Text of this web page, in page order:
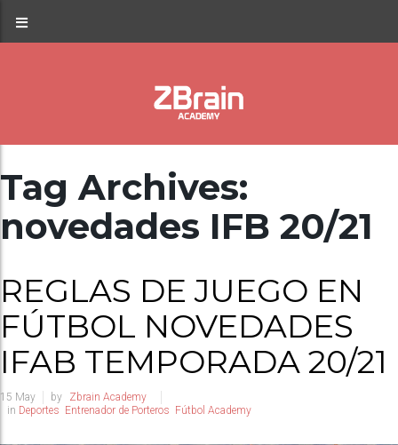
Tag Archives:
novedades IFB 20/21
REGLAS DE JUEGO EN
FÚTBOL NOVEDADES
IFAB TEMPORADA 20/21
15 May by
Zbrain Academy
in Deportes Entrenador de Porteros Fútbol Academy